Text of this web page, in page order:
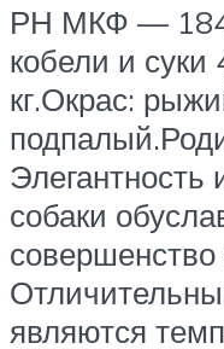
РН МКФ —
кобели и
кг.Окрас:
собаки
совершенство
являются